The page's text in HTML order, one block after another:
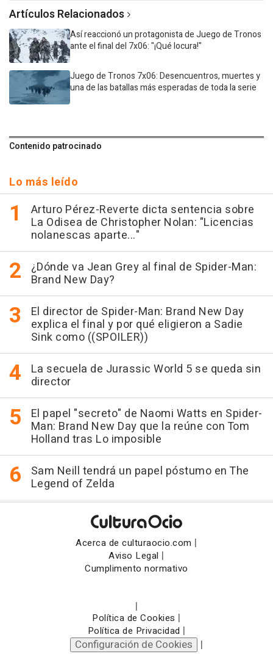
Artículos Relacionados
Así reaccionó un protagonista de Juego de Tronos
ante el final del 7x06: "¡Qué locura!"
Juego de Tronos 7x06: Desencuentros, muertes y
una de las batallas más esperadas de toda la serie
Contenido patrocinado
Lo más leído
Arturo Pérez-Reverte dicta sentencia sobre
La Odisea de Christopher Nolan: "Licencias
nolanescas aparte..."
¿Dónde va Jean Grey al final de Spider-Man:
Brand New Day?
El director de Spider-Man: Brand New Day
explica el final y por qué eligieron a Sadie
Sink como ((SPOILER))
La secuela de Jurassic World 5 se queda sin
director
El papel "secreto" de Naomi Watts en Spider-
Man: Brand New Day que la reúne con Tom
Holland tras Lo imposible
Sam Neill tendrá un papel póstumo en The
Legend of Zelda
Acerca de culturaocio.com |
Aviso Legal |
Cumplimento normativo
|
Política de Cookies |
Política de Privacidad |
Configuración de Cookies |